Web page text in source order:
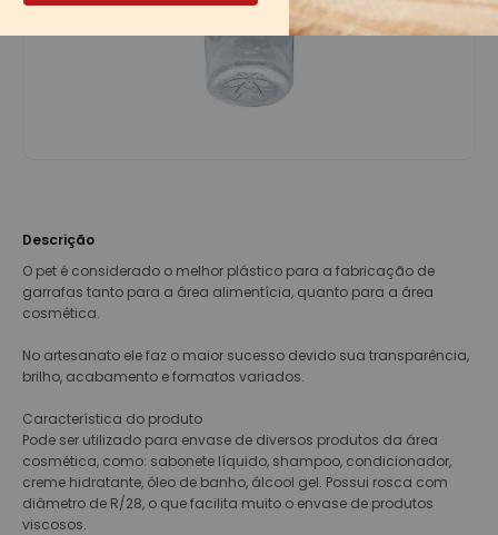
Descrição
O pet é considerado o melhor plástico para a fabricação de
garrafas tanto para a área alimentícia, quanto para a área
cosmética.
No artesanato ele faz o maior sucesso devido sua transparência,
brilho, acabamento e formatos variados.
Característica do produto
Pode ser utilizado para envase de diversos produtos da área
cosmética, como: sabonete líquido, shampoo, condicionador,
creme hidratante, óleo de banho, álcool gel. Possui rosca com
diâmetro de R/28, o que facilita muito o envase de produtos
viscosos.